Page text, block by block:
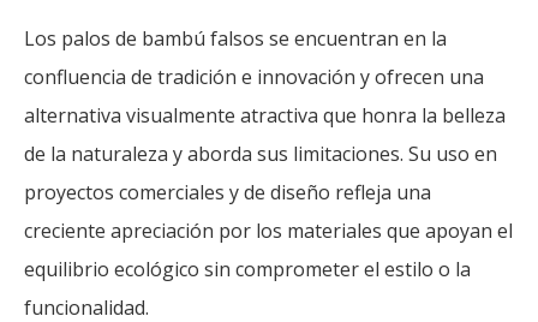
Los palos de bambú falsos se encuentran en la
confluencia de tradición e innovación y ofrecen una
alternativa visualmente atractiva que honra la belleza
de la naturaleza y aborda sus limitaciones. Su uso en
proyectos comerciales y de diseño refleja una
creciente apreciación por los materiales que apoyan el
equilibrio ecológico sin comprometer el estilo o la
funcionalidad.